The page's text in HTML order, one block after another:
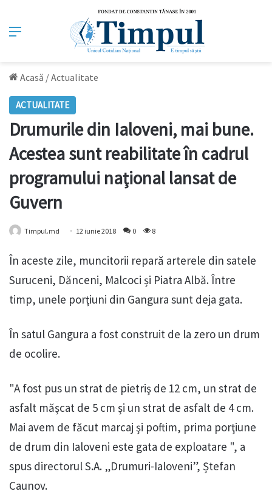
Meniu
Acasă /Actualitate
ACTUALITATE
Drumurile din Ialoveni, mai bune.
Acestea sunt reabilitate în cadrul
programului naţional lansat de
Guvern
Timpul.md 12 iunie 2018 0 8
În aceste zile, muncitorii repară arterele din satele
Suruceni, Dănceni, Malcoci și Piatra Albă. Între
timp, unele porţiuni din Gangura sunt deja gata.
În satul Gangura a fost construit de la zero un drum
de ocolire.
"A fost pus un strat de pietriş de 12 cm, un strat de
asfalt măşcat de 5 cm şi un strat de asfalt de 4 cm.
Mai avem de făcut marcaj şi poftim, prima porţiune
de drum din Ialoveni este gata de exploatare ", a
spus directorul S.A. „Drumuri-Ialoveni”, Ștefan
Caunov.